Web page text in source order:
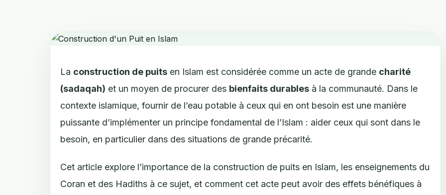
La construction de puits en Islam est considérée comme un acte de grande charité
(sadaqah) et un moyen de procurer des bienfaits durables à la communauté. Dans le
contexte islamique, fournir de l’eau potable à ceux qui en ont besoin est une manière
puissante d’implémenter un principe fondamental de l’Islam : aider ceux qui sont dans le
besoin, en particulier dans des situations de grande précarité.
Cet article explore l’importance de la construction de puits en Islam, les enseignements du
Coran et des Hadiths à ce sujet, et comment cet acte peut avoir des effets bénéfiques à